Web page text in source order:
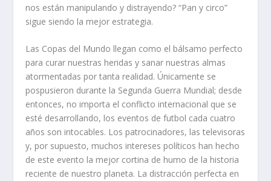
nos están manipulando y distrayendo? “Pan y circo”
sigue siendo la mejor estrategia.
Las Copas del Mundo llegan como el bálsamo perfecto
para curar nuestras heridas y sanar nuestras almas
atormentadas por tanta realidad. Únicamente se
pospusieron durante la Segunda Guerra Mundial; desde
entonces, no importa el conflicto internacional que se
esté desarrollando, los eventos de futbol cada cuatro
años son intocables. Los patrocinadores, las televisoras
y, por supuesto, muchos intereses políticos han hecho
de este evento la mejor cortina de humo de la historia
reciente de nuestro planeta. La distracción perfecta en